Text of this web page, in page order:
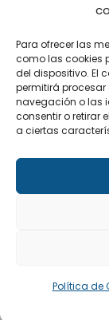
Para ofrecer las
como las cookies
del dispositivo. El
permitirá
navegación o las
consentir o retirar
a ciertas
Política de
Sitio Web
Calidad